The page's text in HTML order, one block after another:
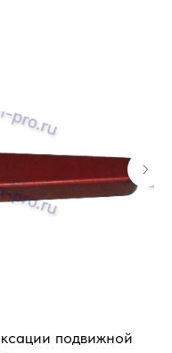
подвижной